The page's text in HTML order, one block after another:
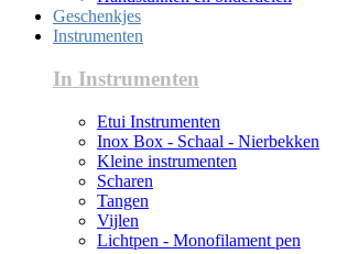
Geschenkjes
Instrumenten
In Instrumenten
Etui Instrumenten
Inox Box - Schaal - Nierbekken
Kleine instrumenten
Scharen
Tangen
Vijlen
Lichtpen - Monofilament pen